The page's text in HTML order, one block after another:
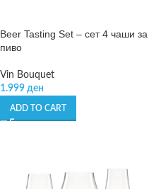
Beer Tasting Set – сет 4 чаши за
пиво
Vin Bouquet
1.999 ден
ADD TO CART